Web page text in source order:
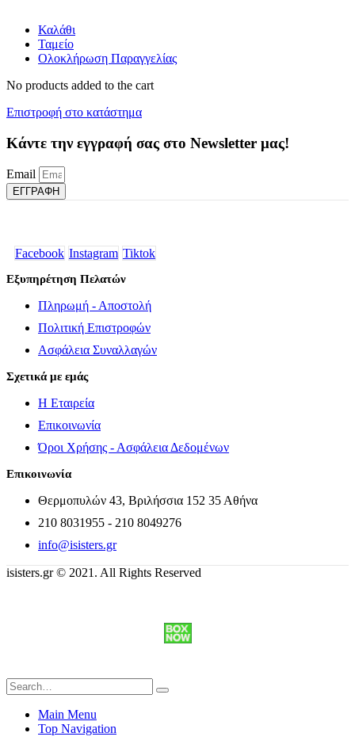
Καλάθι
Ταμείο
Ολοκλήρωση Παραγγελίας
No products added to the cart
Επιστροφή στο κατάστημα
Κάντε την εγγραφή σας στο Newsletter μας!
Email
ΕΓΓΡΑΦΗ
Facebook Instagram Tiktok
Εξυπηρέτηση Πελατών
Πληρωμή - Αποστολή
Πολιτική Επιστροφών
Ασφάλεια Συναλλαγών
Σχετικά με εμάς
Η Εταιρεία
Επικοινωνία
Όροι Χρήσης - Ασφάλεια Δεδομένων
Επικοινωνία
Θερμοπυλών 43, Βριλήσσια 152 35 Αθήνα
210 8031955 - 210 8049276
info@isisters.gr
isisters.gr © 2021. All Rights Reserved
Main Menu
Top Navigation